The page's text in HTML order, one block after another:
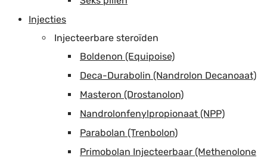
Injecties
Injecteerbare steroïden
Boldenon (Equipoise)
Deca-Durabolin (Nandrolon Decanoaat)
Masteron (Drostanolon)
Nandrolonfenylpropionaat (NPP)
Parabolan (Trenbolon)
Primobolan Injecteerbaar (Methenolone